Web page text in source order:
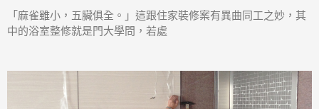
「麻雀雖小，五臟俱全。」這跟住家裝修案有異曲同工之妙，其
中的浴室整修就是門大學問，若處